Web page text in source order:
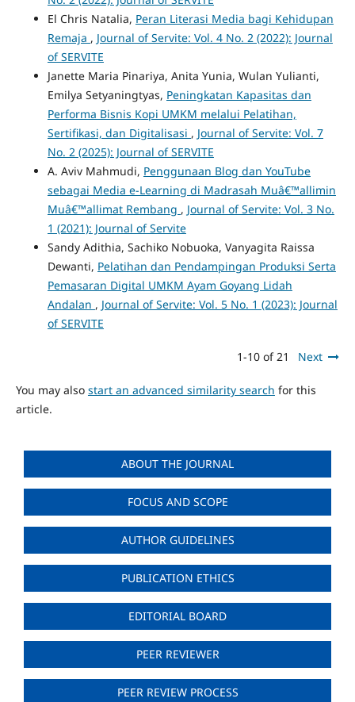
El Chris Natalia, Peran Literasi Media bagi Kehidupan
Remaja , Journal of Servite: Vol. 4 No. 2 (2022): Journal
of SERVITE
Janette Maria Pinariya, Anita Yunia, Wulan Yulianti,
Emilya Setyaningtyas, Peningkatan Kapasitas dan
Performa Bisnis Kopi UMKM melalui Pelatihan,
Sertifikasi, dan Digitalisasi , Journal of Servite: Vol. 7
No. 2 (2025): Journal of SERVITE
A. Aviv Mahmudi, Penggunaan Blog dan YouTube
sebagai Media e-Learning di Madrasah Muâ€™allimin
Muâ€™allimat Rembang , Journal of Servite: Vol. 3 No.
1 (2021): Journal of Servite
Sandy Adithia, Sachiko Nobuoka, Vanyagita Raissa
Dewanti, Pelatihan dan Pendampingan Produksi Serta
Pemasaran Digital UMKM Ayam Goyang Lidah
Andalan , Journal of Servite: Vol. 5 No. 1 (2023): Journal
of SERVITE
1-10 of 21 Next
You may also start an advanced similarity search for this
article.
ABOUT THE JOURNAL
FOCUS AND SCOPE
AUTHOR GUIDELINES
PUBLICATION ETHICS
EDITORIAL BOARD
PEER REVIEWER
PEER REVIEW PROCESS